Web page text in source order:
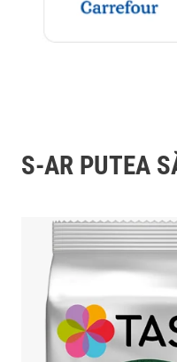
S-AR PUTEA